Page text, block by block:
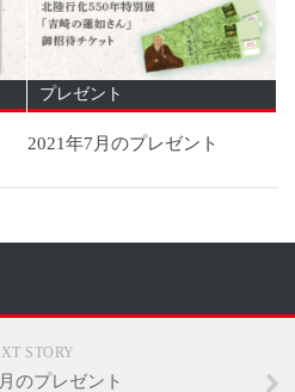
プレゼント
2021年7月のプレゼント
STORY
のプレゼント